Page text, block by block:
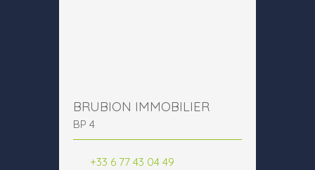
BRUBION IMMOBILIER
BP 4
+33 6 77 43 04 49